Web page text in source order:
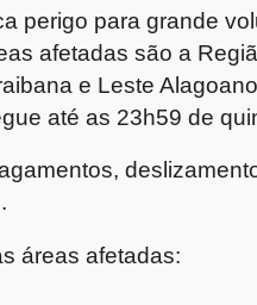
perigo para grande
afetadas são a
e Leste
até as 23h59 de
áreas afetadas: